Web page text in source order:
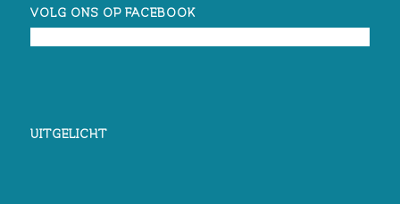
VOLG ONS OP FACEBOOK
UITGELICHT